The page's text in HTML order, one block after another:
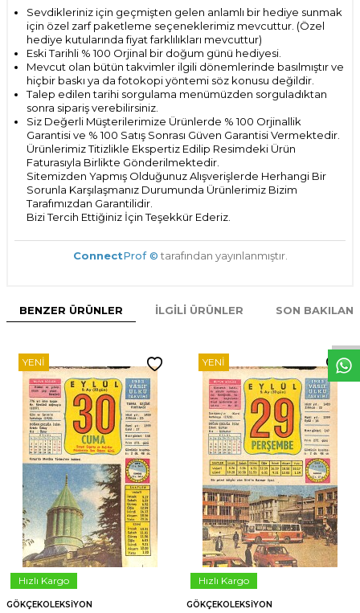
W
h
t
s
p
p
D
e
s
e
H
a
t
t
Sevdikleriniz için geçmişten gelen anlamlı bir hediye sunmak
için özel zarf paketleme seçeneklerimiz mevcuttur. (Özel
hediye kutularında fiyat farklılıkları mevcuttur)
Eski Tarihli % 100 Orjinal bir doğum günü hediyesi.
Mevcut olan bütün takvimler ilgili dönemlerinde basılmıştır ve
hiçbir baskı ya da fotokopi yöntemi söz konusu değildir.
Talep edilen tarihi sorgulama menümüzden sorguladıktan
sonra sipariş verebilirsiniz.
Siz Değerli Müşterilerimize Ürünlerde % 100 Orjinallik
Garantisi ve % 100 Satış Sonrası Güven Garantisi Vermektedir.
Ürünlerimiz Titizlikle Ekspertiz Edilip Resimdeki Ürün
Faturasıyla Birlikte Gönderilmektedir.
Sitemizden Yapmış Olduğunuz Alışverişlerde Herhangi Bir
Sorunla Karşılaşmanız Durumunda Ürünlerimiz Bizim
Tarafımızdan Garantilidir.
Bizi Tercih Ettiğiniz İçin Teşekkür Ederiz.
ConnectProf © tarafından yayınlanmıştır.
BENZER ÜRÜNLER İLGILI ÜRÜNLER SON
YENI
Hızlı Kargo
GÖKÇEKOLEKSIYON
YENI
Hızlı Kargo
GÖKÇEKOLEKSIYON